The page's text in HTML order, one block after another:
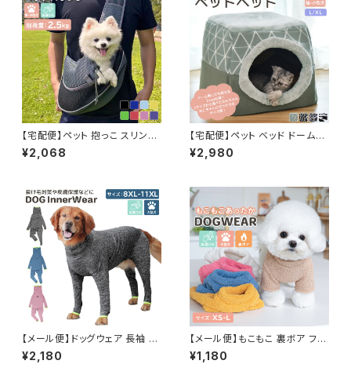
【宅配便】ペット 抱っこ スリング
メッシュ キャリーバッグ 犬 小型
犬 猫 ペットグッズ ペット鞄 ドッ
¥2,068
【宅配便】ペット ベッド ドーム型
ハウス 犬 猫 2way／pets023
¥2,980
【メール便】ドッグウェア 長袖 ロ
ンパース 犬 ペット 防寒 秋冬／
pets079
¥2,180
【メール便】もこもこ 裏ボア フリ
ース ドッグウェア 犬 服 あった
かい ペット 秋冬／pets217
¥1,180